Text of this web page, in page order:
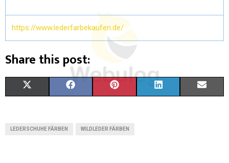
https://www.lederfarbekaufen.de/
Share this post:
LEDERSCHUHE FÄRBEN WILDLEDER FÄRBEN